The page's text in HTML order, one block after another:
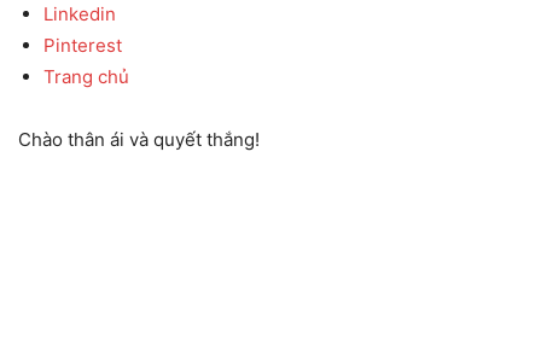
Linkedin
Pinterest
Trang chủ
Chào thân ái và quyết thắng!